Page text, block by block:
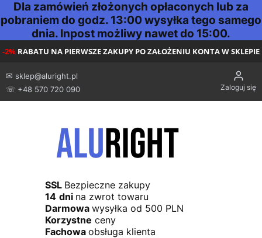
Dla zamówień złożonych opłaconych lub za
pobraniem do godz. 13:00 wysyłka tego samego
dnia. Inpost możliwy nawet do 15:00.
-2% RABATU NA PIERWSZE ZAKUPY PO ZAŁOŻENIU KONTA W SKLEPIE
✉ sklep@aluright.pl
☏ +48 570 720 090
Zaloguj się
SSL Bezpieczne zakupy
14 dni na zwrot towaru
Darmowa wysyłka od 500 PLN
Korzystne ceny
Fachowa obsługa klienta